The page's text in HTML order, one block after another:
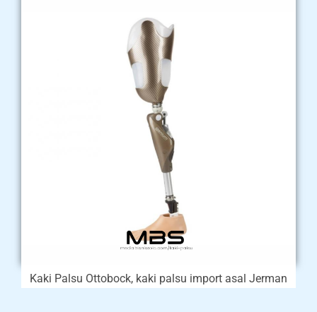
Kaki Palsu Ottobock, kaki palsu import asal Jerman